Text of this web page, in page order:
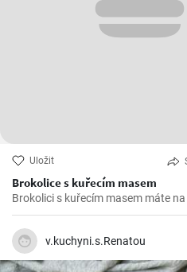
Uložit
Brokolice s kuřecím masem
Brokolici s kuřecím masem máte
v.kuchyni.s.Renatou